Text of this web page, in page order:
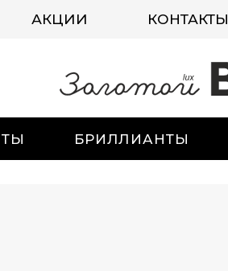
АКЦИИ КОНТАКТЫ
БРИЛЛИАНТЫ